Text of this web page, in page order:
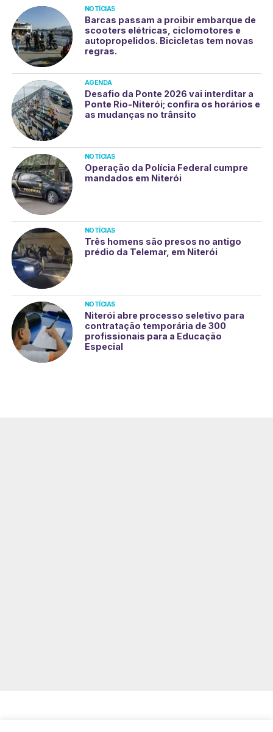
NOTÍCIAS
Barcas passam a proibir embarque de
scooters elétricas, ciclomotores e
autopropelidos. Bicicletas tem novas
regras.
AGENDA
Desafio da Ponte 2026 vai interditar a
Ponte Rio-Niterói; confira os horários e
as mudanças no trânsito
NOTÍCIAS
Operação da Polícia Federal cumpre
mandados em Niterói
NOTÍCIAS
Três homens são presos no antigo
prédio da Telemar, em Niterói
NOTÍCIAS
Niterói abre processo seletivo para
contratação temporária de 300
profissionais para a Educação
Especial